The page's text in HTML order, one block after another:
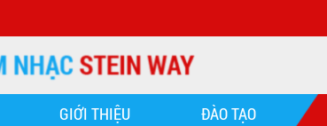
GIỚI THIỆU ĐÀO TẠO